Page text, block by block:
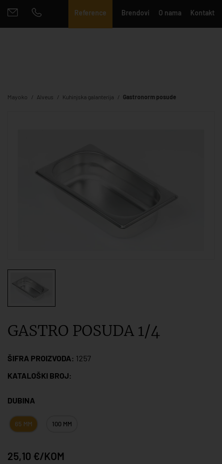
Reference Brendovi O nama Kontakt
Mayoko Alveus Kuhinjska galanterija Gastronorm posude
GASTRO POSUDA 1/4
ŠIFRA PROIZVODA: 1257
KATALOŠKI BROJ:
DUBINA
65 MM 100 MM
25,10 €/KOM